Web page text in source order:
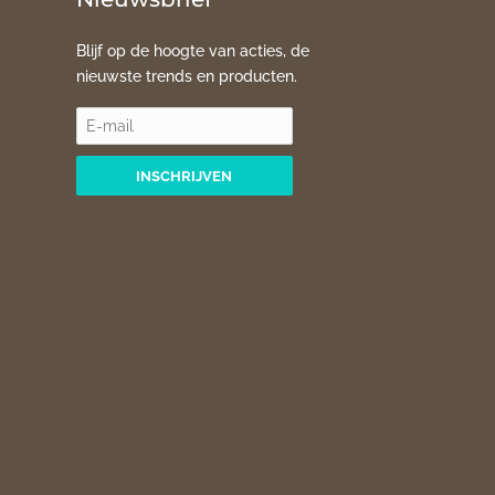
Blijf op de hoogte van acties, de
nieuwste trends en producten.
INSCHRIJVEN